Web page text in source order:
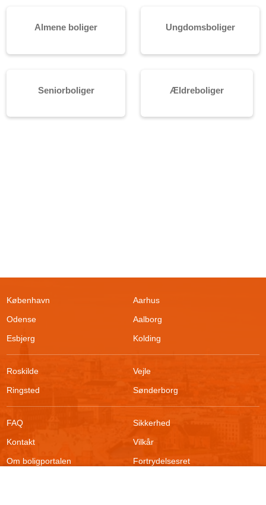
Filtrer søgning
Almene boliger Ungdomsboliger
Seniorboliger Ældreboliger
FAQ
Kontakt
Om boligportalen
København
Aarhus
Odense
Aalborg
Esbjerg
Kolding
Roskilde
Vejle
Ringsted
Sønderborg
Sikkerhed
Vilkår
Fortrydelsesret